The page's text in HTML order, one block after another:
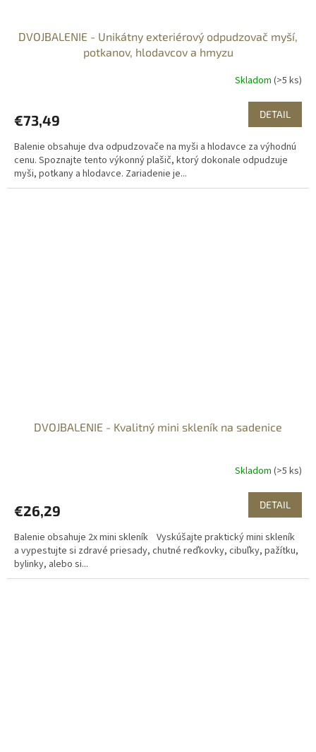
DVOJBALENIE - Unikátny exteriérový odpudzovač myší,
potkanov, hlodavcov a hmyzu
Skladom (>5 ks)
€73,49 DETAIL
Balenie obsahuje dva odpudzovače na myši a hlodavce za výhodnú
cenu. Spoznajte tento výkonný plašič, ktorý dokonale odpudzuje
myši, potkany a hlodavce. Zariadenie je...
DVOJBALENIE - Kvalitný mini skleník na sadenice
Skladom (>5 ks)
€26,29 DETAIL
Balenie obsahuje 2x mini skleník Vyskúšajte praktický mini skleník
a vypestujte si zdravé priesady, chutné reďkovky, cibuľky, pažítku,
bylinky, alebo si...